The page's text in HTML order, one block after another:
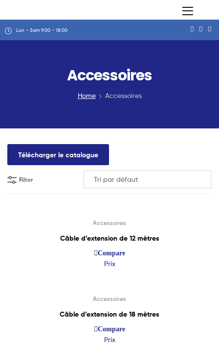
Lun - Sam 9:00 - 18:00
Accessoires
Home Accessoires
Télécharger le catalogue
Filter
Accessoires
Câble d’extension de 12 mètres
Compare
Prix
Accessoires
Câble d’extension de 18 mètres
Compare
Prix